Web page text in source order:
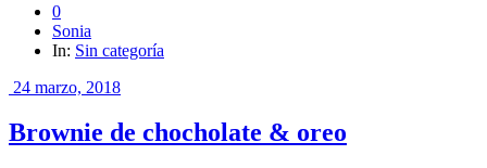
0
Sonia
In: Sin categoría
24 marzo, 2018
Brownie de chocholate & oreo